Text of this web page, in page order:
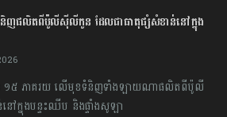
និញផលិតពីប៉ូលីស៊ីលីកូន ដែលជាធាតុផ្សំសំខាន់នៅក្នុង
ន្ធ ១៥ ភាគរយ លើមុខទំនិញទាំងឡាយណាផលិតពីប៉ូលី
ក្នុងបន្ទះឈីប និងផ្ទាំងសូឡា